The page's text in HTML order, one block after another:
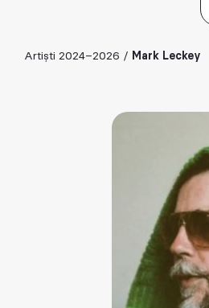
Artiști 2024–2026 / Mark Leckey